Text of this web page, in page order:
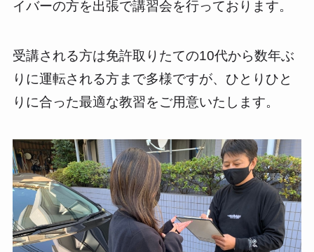
イバーの方を出張で講習会を行っております。
受講される方は免許取りたての10代から数年ぶ
りに運転される方まで多様ですが、ひとりひと
りに合った最適な教習をご用意いたします。